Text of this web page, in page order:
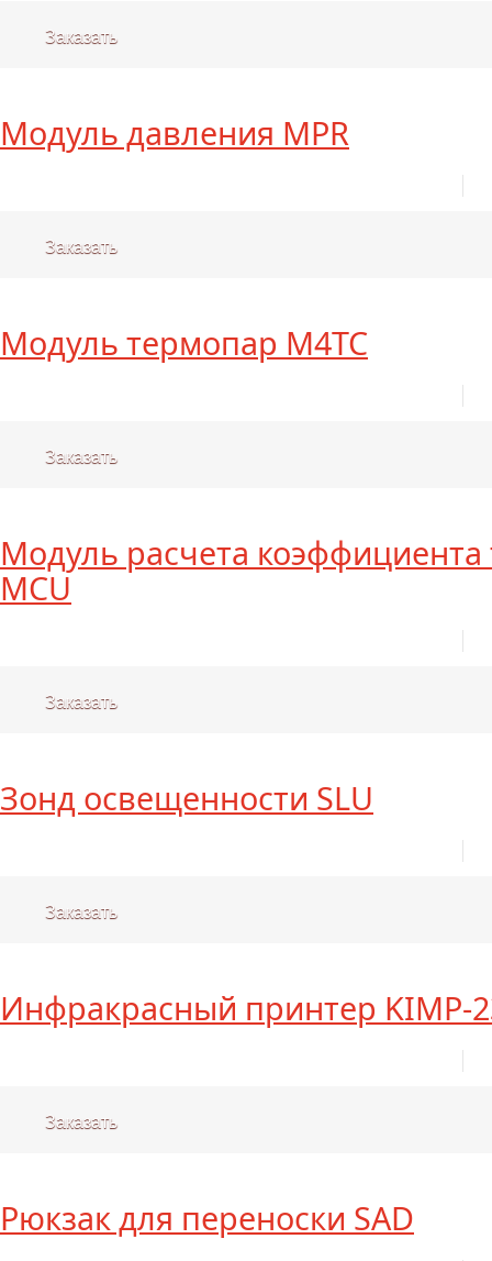
Заказать
Модуль давления MPR
Заказать
Модуль термопар M4TC
Заказать
Модуль расчета
MCU
Заказать
Зонд освещенности SLU
Заказать
Инфракрасный принтер KIMP-
Заказать
Рюкзак для переноски SAD